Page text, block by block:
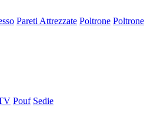
Pareti Attrezzate Poltrone Poltrone
Pouf Sedie